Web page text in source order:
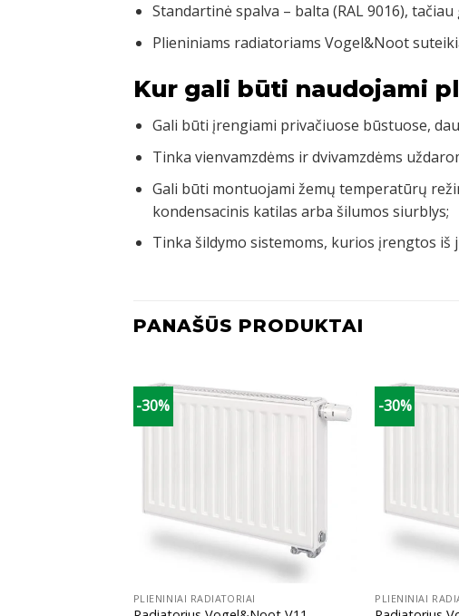
Standartinė spalva – balta (RAL 9016),
Plieniniams radiatoriams Vogel&Noot
Kur gali būti naudojami
Gali būti įrengiami privačiuose būstuose,
Tinka vienvamzdėms ir dvivamzdėms
Gali būti montuojami žemų temperatūrų
kondensacinis katilas arba šilumos siurblys;
Tinka šildymo sistemoms, kurios įrengtos
PANAŠŪS PRODUKTAI
-30%
PLIENINIAI RADIATORIAI
-30%
PLIENINIAI